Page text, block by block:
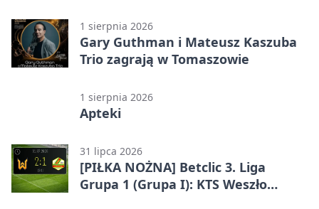
1 sierpnia 2026
Gary Guthman i Mateusz Kaszuba
Trio zagrają w Tomaszowie
1 sierpnia 2026
Apteki
31 lipca 2026
[PIŁKA NOŻNA] Betclic 3. Liga
Grupa 1 (Grupa I): KTS Weszło